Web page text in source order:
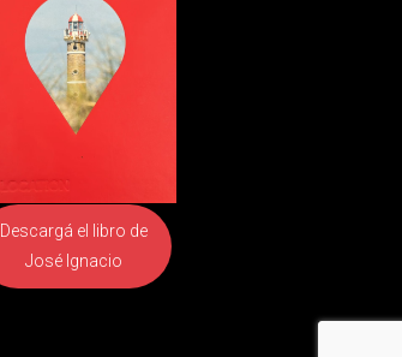
Descargá el libro de
José Ignacio